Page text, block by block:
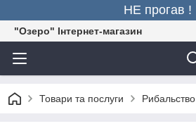
НЕ прогав !
"Озеро" Інтернет-магазин
Товари та послуги Рибальство